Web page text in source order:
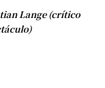
Lange (crítico